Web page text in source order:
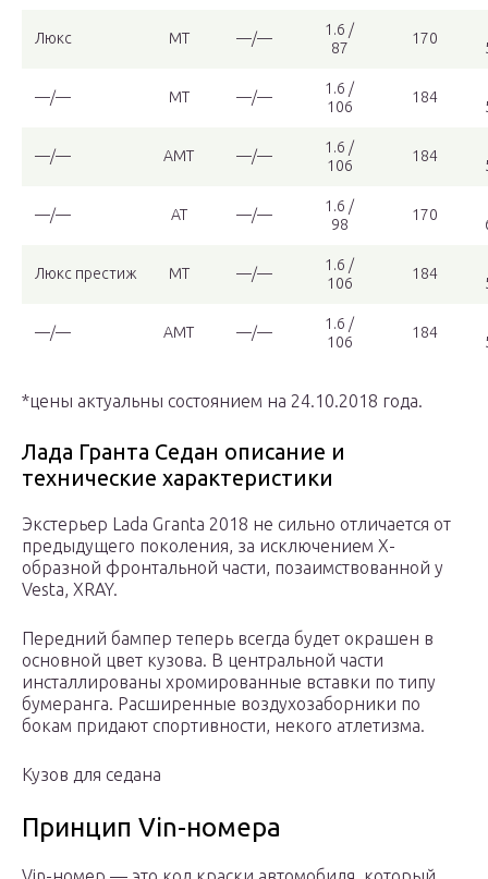
Люкс МТ —/—
1.6 /
87
170
—/— МТ —/—
1.6 /
106
184
—/— АМТ —/—
1.6 /
106
184
—/— АТ —/—
1.6 /
98
170
Люкс престиж МТ —/—
1.6 /
106
184
—/— АМТ —/—
1.6 /
106
184
*цены актуальны состоянием на 24.10.2018 года.
Лада Гранта Седан описание и
технические характеристики
Экстерьер Lada Granta 2018 не сильно отличается от
предыдущего поколения, за исключением Х-
образной фронтальной части, позаимствованной у
Vesta, XRAY.
Передний бампер теперь всегда будет окрашен в
основной цвет кузова. В центральной части
инсталлированы хромированные вставки по типу
бумеранга. Расширенные воздухозаборники по
бокам придают спортивности, некого атлетизма.
Кузов для седана
Принцип Vin-номера